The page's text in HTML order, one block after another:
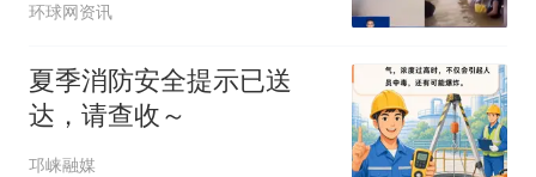
环球网资讯
夏季消防安全提示已送
达，请查收～
邛崃融媒